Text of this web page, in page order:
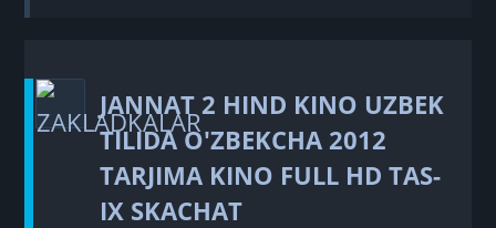
JANNAT 2 HIND KINO UZBEK
TILIDA O'ZBEKCHA 2012
TARJIMA KINO FULL HD TAS-
IX SKACHAT